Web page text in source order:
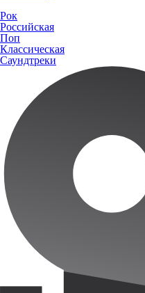
Рок
Российская
Поп
Классическая
Саундтреки